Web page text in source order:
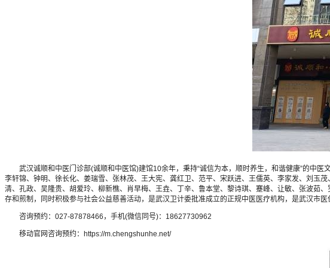
武汉诚顺和中医门诊部(诚顺和中医馆)建馆10余年，秉持“诚信为本，顺时养生，和谐健康”的中医
李轩锦、钟明、徐长化、姜瑞雪、张林茂、王大宪、龚红卫、范平、宋跃进、王儒英、李家发、刘玉
清、孔政、吴隆贵、胡爱玲、柳新樵、肖早梅、王垚、丁辛、鲁本堂、黎诗琪、蹇峰、让敏、张波茹
存和煎制，同时积极参与社会公益慈善活动，是武汉卫计委批准成立的正规中医医疗机构，是武汉市
咨询预约：027-87878466，手机(微信同号)：18627730962
移动官网咨询预约：https://m.chengshunhe.net/